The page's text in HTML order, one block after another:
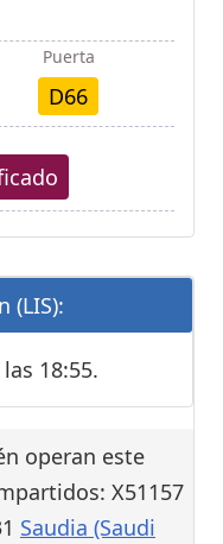
Puerta
D66
(LIS):
18:55.
operan este
X51157
Saudia (Saudi